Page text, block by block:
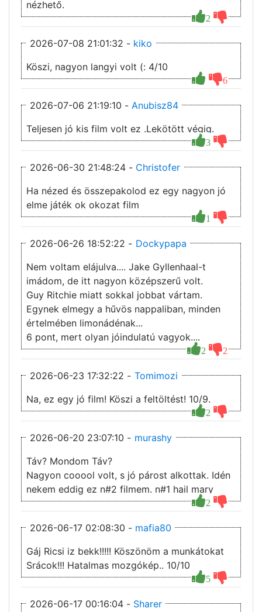
2
nézhető.
2026-07-08 21:01:32 - kiko
6
Köszi, nagyon langyi volt (: 4/10
2026-07-06 21:19:10 - Anubisz84
3
Teljesen jó kis film volt ez .Lekötött végig.
2026-06-30 21:48:24 - Christofer
1
Ha nézed és összepakolod ez egy nagyon jó
elme játék ok okozat film
2026-06-26 18:52:22 - Dockypapa
2 2
Nem voltam elájulva.... Jake Gyllenhaal-t
imádom, de itt nagyon középszerű volt.
Guy Ritchie miatt sokkal jobbat vártam.
Egynek elmegy a hűvös nappaliban, minden
értelmében limonádénak...
6 pont, mert olyan jóindulatú vagyok....
2026-06-23 17:32:22 - Tomimozi
2
Na, ez egy jó film! Köszi a feltöltést! 10/9.
2026-06-20 23:07:10 - murashy
2
Táv? Mondom Táv?
Nagyon cooool volt, s jó párost alkottak. Idén
nekem eddig ez n#2 filmem. n#1 hail mary
2026-06-17 02:08:30 - mafia80
5
Gáj Ricsi iz bekk!!!!! Köszönöm a munkátokat
Srácok!!! Hatalmas mozgókép.. 10/10
2026-06-17 00:16:04 - Sharer